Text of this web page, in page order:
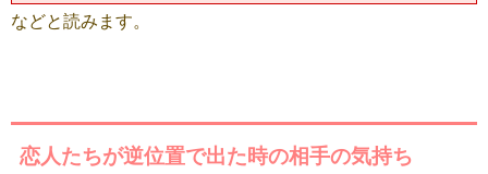
などと読みます。
恋人たちが逆位置で出た時の相手の気持ち